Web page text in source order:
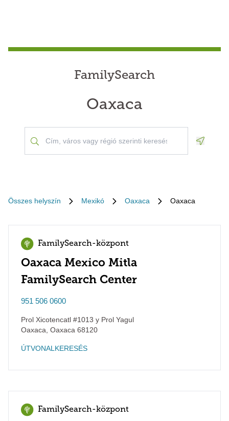
FamilySearch
Oaxaca
Összes helyszín Mexikó Oaxaca Oaxaca
FamilySearch-központ
Oaxaca Mexico Mitla
FamilySearch Center
951 506 0600
Prol Xicotencatl #1013 y Prol Yagul
Oaxaca Oaxaca 68120
ÚTVONALKERESÉS
FamilySearch-központ